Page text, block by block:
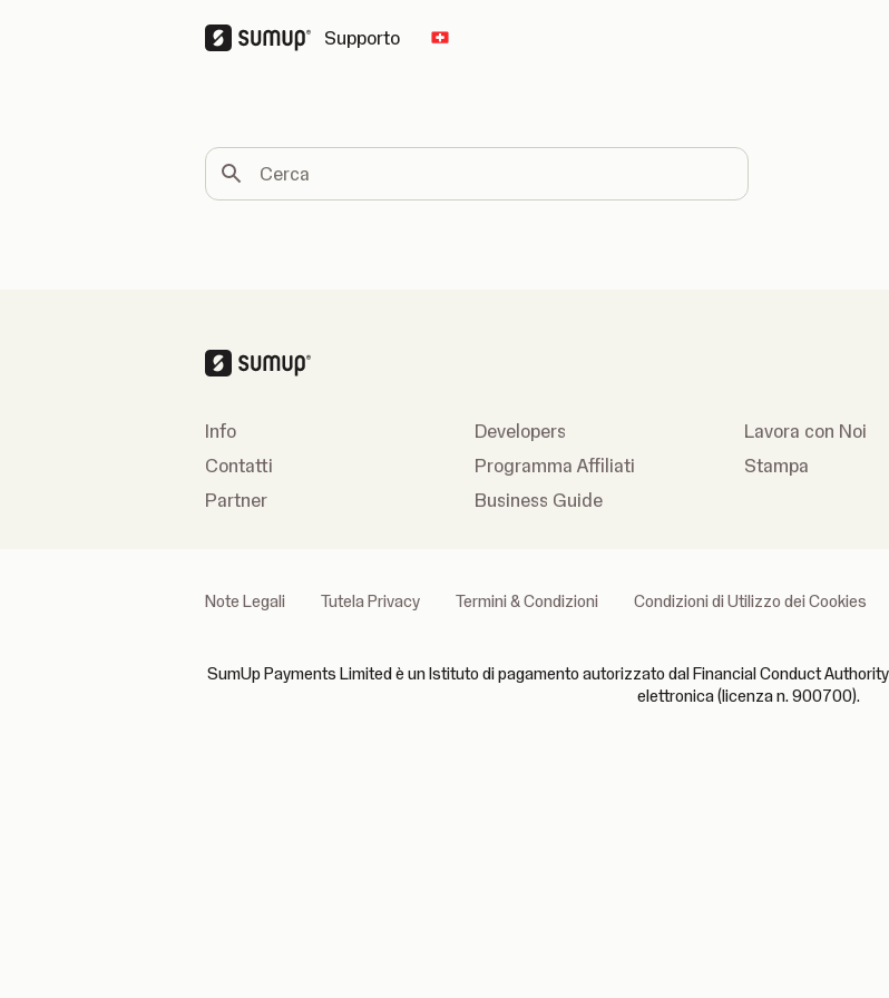
Supporto Change country
Cerca
Info
Contatti
Partner
Developers
Programma Affiliati
Business Guide
Lavora con Noi
Stampa
Note Legali Tutela Privacy Termini & Condizioni Condizioni di Utilizzo dei Cookies
SumUp Payments Limited è un Istituto di pagamento autorizzato dal Financial Conduct
elettronica (licenza n. 900700).